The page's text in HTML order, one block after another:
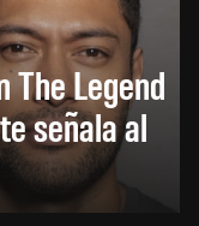
The Legend
señala al